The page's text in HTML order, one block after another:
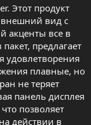
Этот продукт
вид с
акценты все в
предлагает
удовлетворения
плавные, но
не теряет
панель дисплея
позволяет
действии в